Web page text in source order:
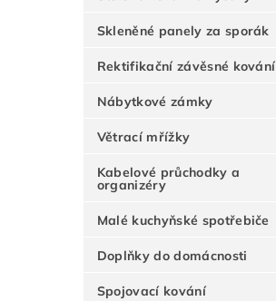
Skleněné panely za sporák
Rektifikační závěsné kování
Nábytkové zámky
Větrací mřížky
Kabelové průchodky a
organizéry
Malé kuchyňské spotřebiče
Doplňky do domácnosti
Spojovací kování